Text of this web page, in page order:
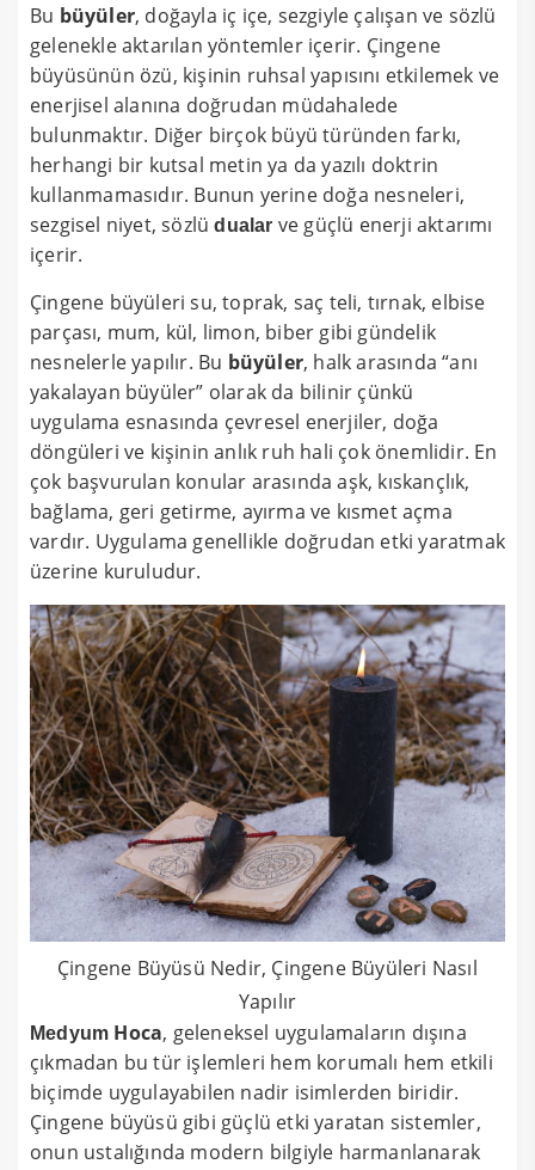
Bu büyüler, doğayla iç içe, sezgiyle çalışan ve sözlü
gelenekle aktarılan yöntemler içerir. Çingene
büyüsünün özü, kişinin ruhsal yapısını etkilemek ve
enerjisel alanına doğrudan müdahalede
bulunmaktır. Diğer birçok büyü türünden farkı,
herhangi bir kutsal metin ya da yazılı doktrin
kullanmamasıdır. Bunun yerine doğa nesneleri,
sezgisel niyet, sözlüdualar ve güçlü enerji aktarımı
içerir.
Çingene büyüleri su, toprak, saç teli, tırnak, elbise
parçası, mum, kül, limon, biber gibi gündelik
nesnelerle yapılır. Bu büyüler, halk arasında “anı
yakalayan büyüler” olarak da bilinir çünkü
uygulama esnasında çevresel enerjiler, doğa
döngüleri ve kişinin anlık ruh hali çok önemlidir. En
çok başvurulan konular arasında aşk, kıskançlık,
bağlama, geri getirme, ayırma ve kısmet açma
vardır. Uygulama genellikle doğrudan etki yaratmak
üzerine kuruludur.
Çingene Büyüsü Nedir, Çingene Büyüleri Nasıl
Yapılır
Medyum Hoca, geleneksel uygulamaların dışına
çıkmadan bu tür işlemleri hem korumalı hem etkili
biçimde uygulayabilen nadir isimlerden biridir.
Çingene büyüsü gibi güçlü etki yaratan sistemler,
onun ustalığında modern bilgiyle harmanlanarak